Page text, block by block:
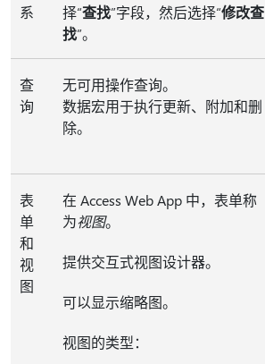
系
择“查找”字段，然后选择“修改查
找”。
查
询
无可用操作查询。
数据宏用于执行更新、附加和删
除。
表
单
和
视
图
在 Access Web App 中，表单称
为视图。
提供交互式视图设计器。
可以显示缩略图。
视图的类型：